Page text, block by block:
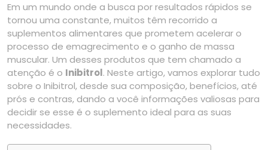
Em um mundo onde a busca por resultados rápidos se
tornou uma constante, muitos têm recorrido a
suplementos alimentares que prometem acelerar o
processo de emagrecimento e o ganho de massa
muscular. Um desses produtos que tem chamado a
atenção é o Inibitrol. Neste artigo, vamos explorar tudo
sobre o Inibitrol, desde sua composição, benefícios, até
prós e contras, dando a você informações valiosas para
decidir se esse é o suplemento ideal para as suas
necessidades.